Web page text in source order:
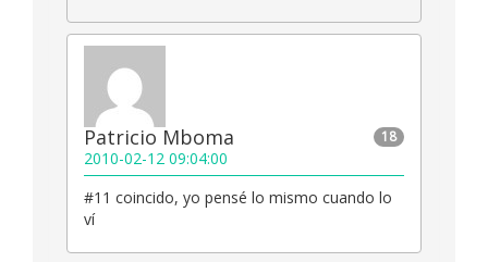
18
Patricio Mboma
2010-02-12 09:04:00
#11 coincido, yo pensé lo mismo cuando lo
ví